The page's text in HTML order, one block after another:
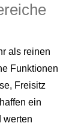
als reinen
Funktionen
Freisitz
ein
werten